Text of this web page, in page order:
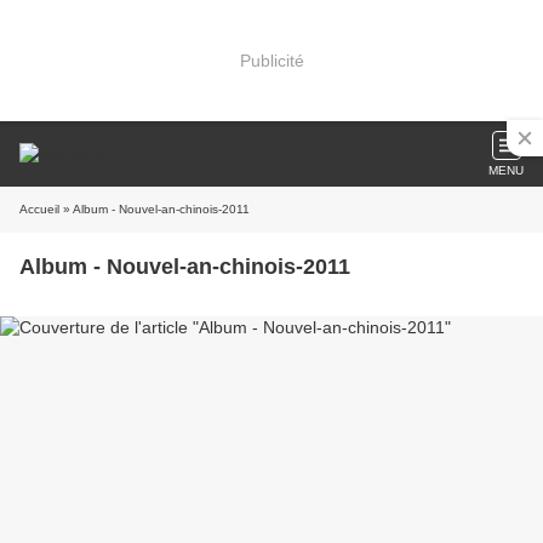
Publicité
MENU
Accueil » Album - Nouvel-an-chinois-2011
Album - Nouvel-an-chinois-2011